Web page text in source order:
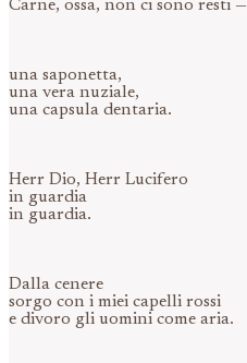
Carne, ossa, non ci sono resti —
una saponetta,
una vera nuziale,
una capsula dentaria.
Herr Dio, Herr Lucifero
in guardia
in guardia.
Dalla cenere
sorgo con i miei capelli rossi
e divoro gli uomini come aria.